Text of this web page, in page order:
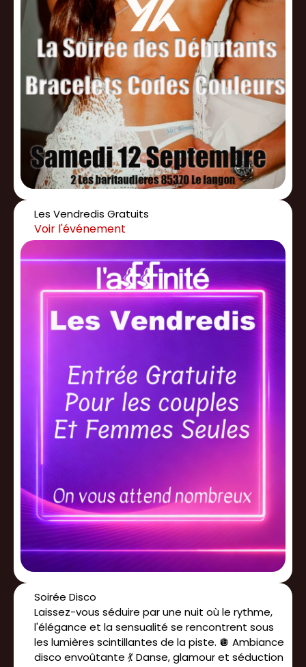
Les Vendredis Gratuits
Soirée Disco
Laissez-vous séduire par une nuit où le rythme,
l'élégance et la sensualité se rencontrent sous
les lumières scintillantes de la piste. 🪩 Ambiance
disco envoûtante 💃 Danse, glamour et séduction